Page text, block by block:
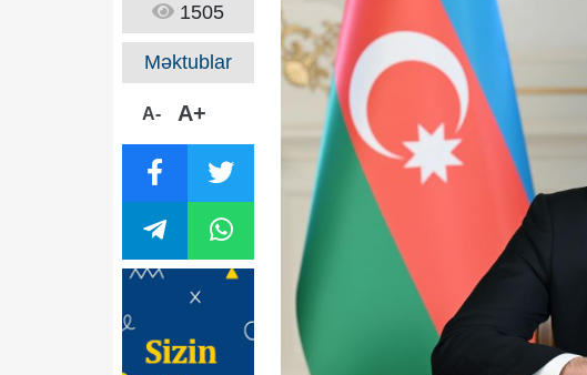
1505
Məktublar
A- A+